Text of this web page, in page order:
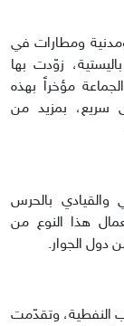
ومطارات في
زوّدت بها
مؤخراً بهذه
سريع، بمزيد من
والقيادي بالحرس
هذا النوع من
دول الجوار.
النفطية، وتقدّمت